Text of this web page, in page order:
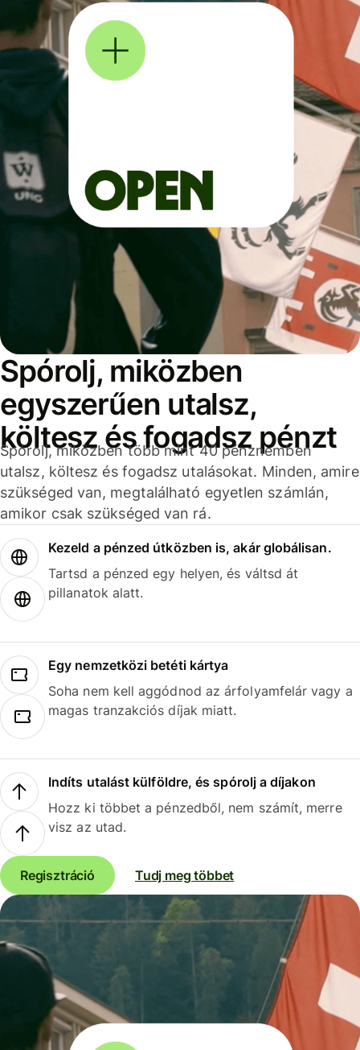
Spórolj, miközben
egyszerűen utalsz,
költesz és fogadsz pénzt
Spórolj, miközben több mint 40 pénznemben
utalsz, költesz és fogadsz utalásokat. Minden, amire
szükséged van, megtalálható egyetlen számlán,
amikor csak szükséged van rá.
Kezeld a pénzed útközben is, akár globálisan.
Tartsd a pénzed egy helyen, és váltsd át
pillanatok alatt.
Egy nemzetközi betéti kártya
Soha nem kell aggódnod az árfolyamfelár vagy a
magas tranzakciós díjak miatt.
Indíts utalást külföldre, és spórolj a díjakon
Hozz ki többet a pénzedből, nem számít, merre
visz az utad.
Regisztráció Tudj meg többet